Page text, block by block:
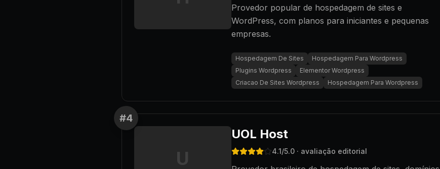
Provedor popular de hospedagem de sites e
WordPress, com planos para iniciantes e pequenas
empresas.
Hospedagem De Sites
Hospedagem Para Wordpress
Plugins Wordpress
Elementor Wordpress
Criacao De Sites Wordpress
Hospedagem Para Wordpress
#4
U
UOL Host
4.1/5.0 · avaliação editorial